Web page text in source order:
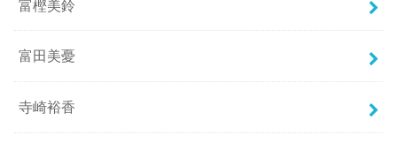
富樫美鈴
富田美憂
寺崎裕香